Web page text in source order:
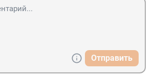
Отправить